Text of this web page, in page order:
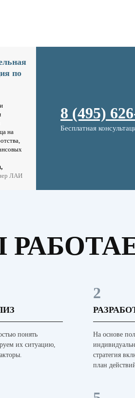
по
на
ЛАИ
8 (495)
Бесплатная
понять
их ситуацию,
2
На основе
стратегия
план